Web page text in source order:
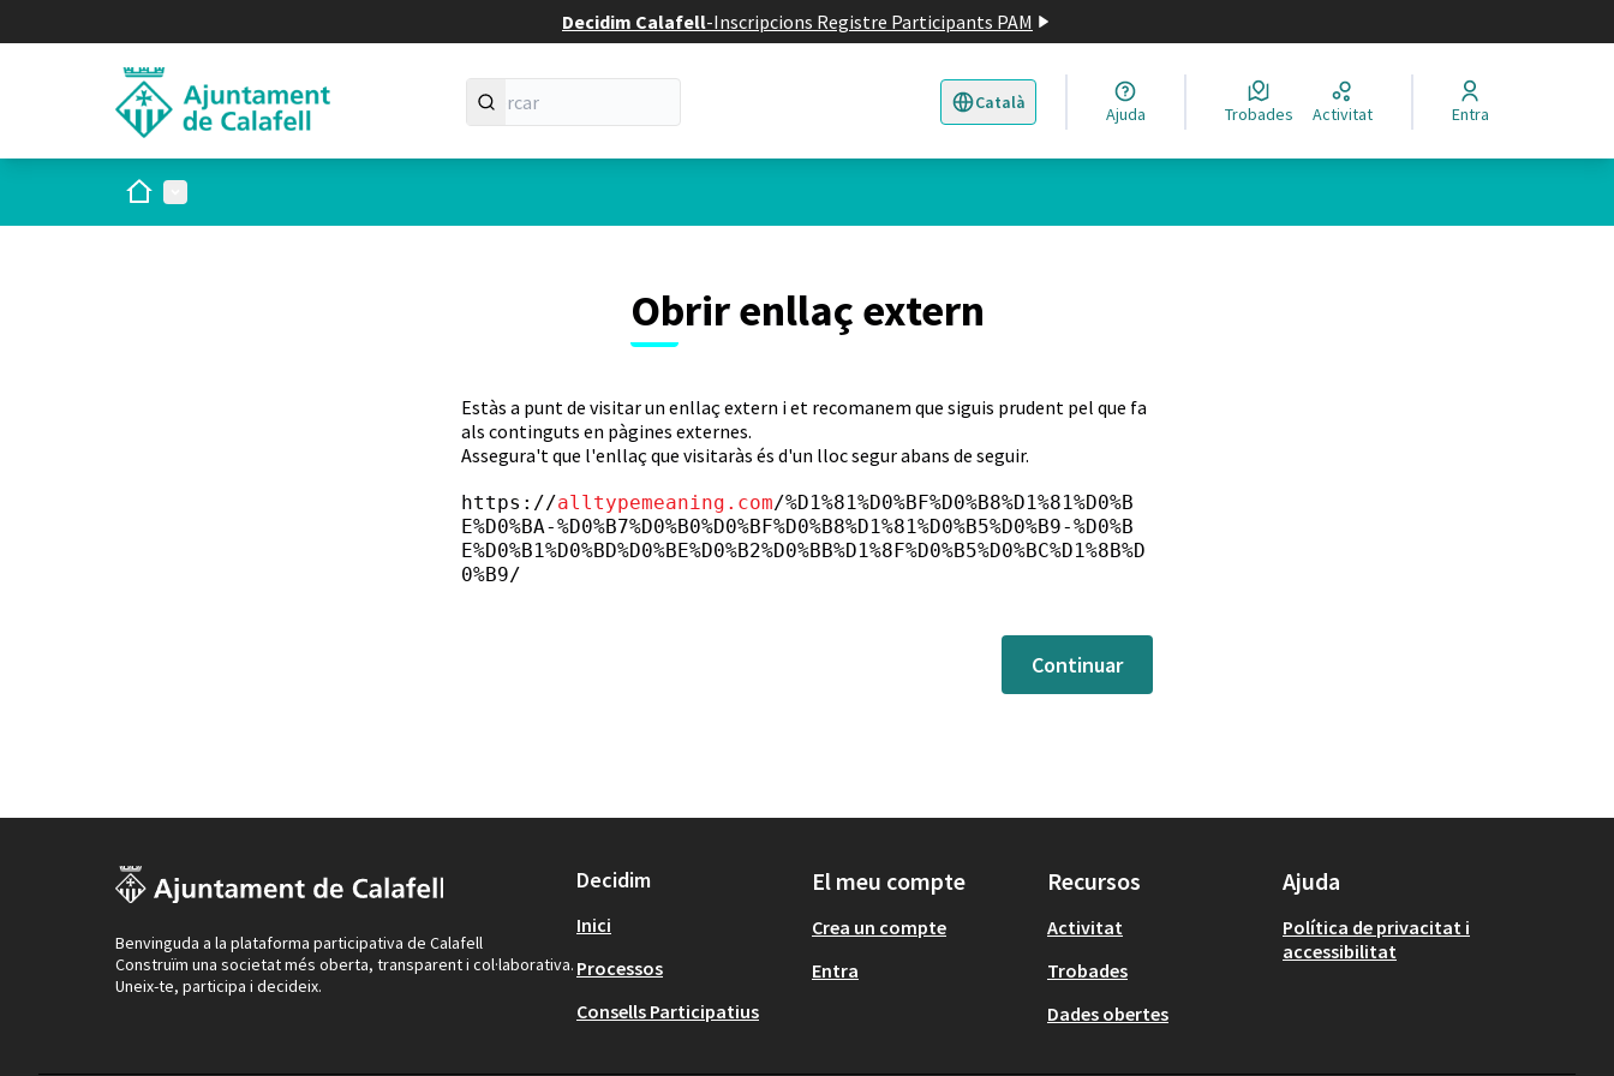
Decidim Calafell-Inscripcions Registre Participants PAM
Català
Triar la llengua Elegir el idioma
Ajuda Trobades Activitat Entra
Inici Menú principal
Obrir enllaç extern
Estàs a punt de visitar un enllaç extern i et recomanem que siguis prudent pel que fa
als continguts en pàgines externes.
Assegura't que l'enllaç que visitaràs és d'un lloc segur abans de seguir.
https://alltypemeaning.com/%D1%81%D0%BF%D0%B8%D1%81%D0%B
E%D0%BA-%D0%B7%D0%B0%D0%BF%D0%B8%D1%81%D0%B5%D0%B9-%D0%B
E%D0%B1%D0%BD%D0%BE%D0%B2%D0%BB%D1%8F%D0%B5%D0%BC%D1%8B%D
0%B9/
Continuar
Benvinguda a la plataforma participativa de Calafell
Construïm una societat més oberta, transparent i col·laborativa.
Uneix-te, participa i decideix.
Decidim
Inici
Processos
Consells Participatius
El meu compte
Crea un compte
Entra
Recursos
Activitat
Trobades
Dades obertes
Ajuda
Política de privacitat i
accessibilitat